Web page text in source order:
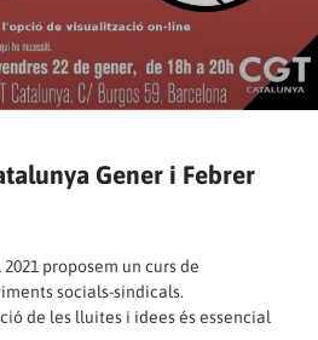
Gener i Febrer
proposem un curs de
socials-sindicals.
de les lluites i idees és essencial